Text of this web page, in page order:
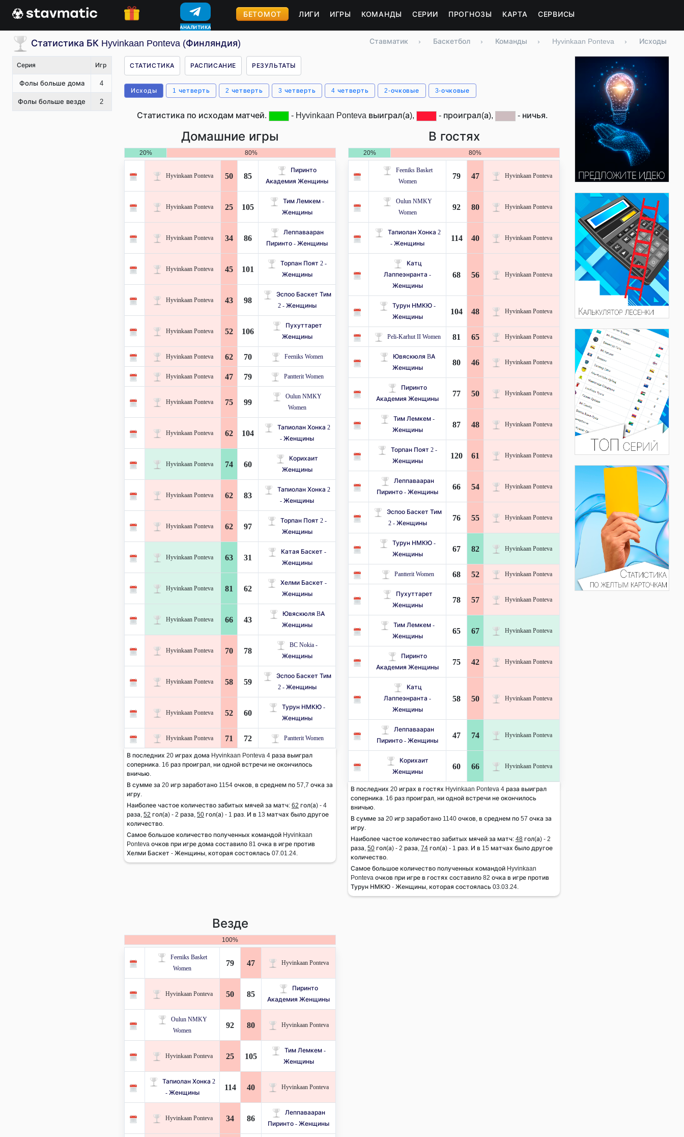
КОНКУРСЫ
БЕТОМОТ ЛИГИ ИГРЫ КОМАНДЫ СЕРИИ ПРОГНОЗЫ КАРТА СЕРВИСЫ
Статистика БК Hyvinkaan Ponteva (Финляндия) Ставматик › Баскетбол › Команды › Hyvinkaan Ponteva › Исходы
Серия Игр
Фолы больше дома 4
Фолы больше везде 2
СТАТИСТИКА РАСПИСАНИЕ РЕЗУЛЬТАТЫ
Исходы 1 четверть 2 четверть 3 четверть 4 четверть 2-очковые 3-очковые
Статистика по исходам матчей. - Hyvinkaan Ponteva выиграл(а), - проиграл(а), - ничья.
Домашние игры
20% 80%
Hyvinkaan Ponteva 50 85
Пиринто
Академия Женщины
Hyvinkaan Ponteva 25 105
Тим Лемкем -
Женщины
Hyvinkaan Ponteva 34 86
Леппавааран
Пиринто - Женщины
Hyvinkaan Ponteva 45 101
Торпан Поят 2 -
Женщины
Hyvinkaan Ponteva 43 98
Эспоо Баскет Тим
​​2 - Женщины
Hyvinkaan Ponteva 52 106
Пухуттарет
Женщины
Hyvinkaan Ponteva 62 70 Feeniks Women
Hyvinkaan Ponteva 47 79 Pantterit Women
Hyvinkaan Ponteva 75 99
Oulun NMKY
Women
Hyvinkaan Ponteva 62 104
Тапиолан Хонка 2
- Женщины
Hyvinkaan Ponteva 74 60
Корихаит
Женщины
Hyvinkaan Ponteva 62 83
Тапиолан Хонка 2
- Женщины
Hyvinkaan Ponteva 62 97
Торпан Поят 2 -
Женщины
Hyvinkaan Ponteva 63 31
Катая Баскет -
Женщины
Hyvinkaan Ponteva 81 62
Хелми Баскет -
Женщины
Hyvinkaan Ponteva 66 43
Ювяскюля BA
Женщины
Hyvinkaan Ponteva 70 78
BC Nokia -
Женщины
Hyvinkaan Ponteva 58 59
Эспоо Баскет Тим
​​2 - Женщины
Hyvinkaan Ponteva 52 60
Турун НМКЮ -
Женщины
Hyvinkaan Ponteva 71 72 Pantterit Women
В последних 20 играх дома Hyvinkaan Ponteva 4 раза выиграл
соперника. 16 раз проиграл, ни одной встречи не окончилось
вничью.
В сумме за 20 игр заработано 1154 очков, в среднем по 57,7 очка за
игру.
Наиболее частое количество забитых мячей за матч: 62 гол(а) - 4
раза, 52 гол(а) - 2 раза, 50 гол(а) - 1 раз. И в 13 матчах было другое
количество.
Самое большое количество полученных командой Hyvinkaan
Ponteva очков при игре дома составило 81 очка в игре против
Хелми Баскет - Женщины, которая состоялась 07.01.24.
В гостях
20% 80%
Feeniks Basket
Women
79 47 Hyvinkaan Ponteva
Oulun NMKY
Women
92 80 Hyvinkaan Ponteva
Тапиолан Хонка 2
- Женщины
114 40 Hyvinkaan Ponteva
Катц
Лаппеэнранта -
Женщины
68 56 Hyvinkaan Ponteva
Турун НМКЮ -
Женщины
104 48 Hyvinkaan Ponteva
Peli-Karhut II Women 81 65 Hyvinkaan Ponteva
Ювяскюля BA
Женщины
80 46 Hyvinkaan Ponteva
Пиринто
Академия Женщины
77 50 Hyvinkaan Ponteva
Тим Лемкем -
Женщины
87 48 Hyvinkaan Ponteva
Торпан Поят 2 -
Женщины
120 61 Hyvinkaan Ponteva
Леппавааран
Пиринто - Женщины
66 54 Hyvinkaan Ponteva
Эспоо Баскет Тим
​​2 - Женщины
76 55 Hyvinkaan Ponteva
Турун НМКЮ -
Женщины
67 82 Hyvinkaan Ponteva
Pantterit Women 68 52 Hyvinkaan Ponteva
Пухуттарет
Женщины
78 57 Hyvinkaan Ponteva
Тим Лемкем -
Женщины
65 67 Hyvinkaan Ponteva
Пиринто
Академия Женщины
75 42 Hyvinkaan Ponteva
Катц
Лаппеэнранта -
Женщины
58 50 Hyvinkaan Ponteva
Леппавааран
Пиринто - Женщины
47 74 Hyvinkaan Ponteva
Корихаит
Женщины
60 66 Hyvinkaan Ponteva
В последних 20 играх в гостях Hyvinkaan Ponteva 4 раза выиграл
соперника. 16 раз проиграл, ни одной встречи не окончилось
вничью.
В сумме за 20 игр заработано 1140 очков, в среднем по 57 очка за
игру.
Наиболее частое количество забитых мячей за матч: 48 гол(а) - 2
раза, 50 гол(а) - 2 раза, 74 гол(а) - 1 раз. И в 15 матчах было другое
количество.
Самое большое количество полученных командой Hyvinkaan
Ponteva очков при игре в гостях составило 82 очка в игре против
Турун НМКЮ - Женщины, которая состоялась 03.03.24.
Везде
100%
Feeniks Basket
Women
79 47 Hyvinkaan Ponteva
Hyvinkaan Ponteva 50 85
Пиринто
Академия Женщины
Oulun NMKY
Women
92 80 Hyvinkaan Ponteva
Hyvinkaan Ponteva 25 105
Тим Лемкем -
Женщины
Тапиолан Хонка 2
- Женщины
114 40 Hyvinkaan Ponteva
Hyvinkaan Ponteva 34 86
Леппавааран
Пиринто - Женщины